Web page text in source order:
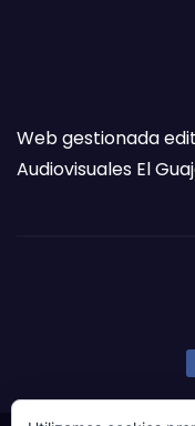
Web gestionada
Audiovisuales El